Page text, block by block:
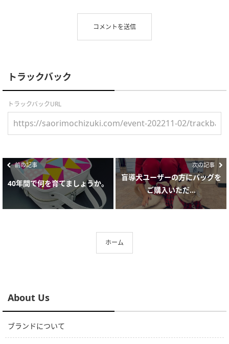
トラックバック
トラックバックURL
前の記事
40年間で何を育てましょうか。
次の記事
盲導犬ユーザーの方にバッグを
ご購入いただ...
ホーム
About Us
ブランドについて